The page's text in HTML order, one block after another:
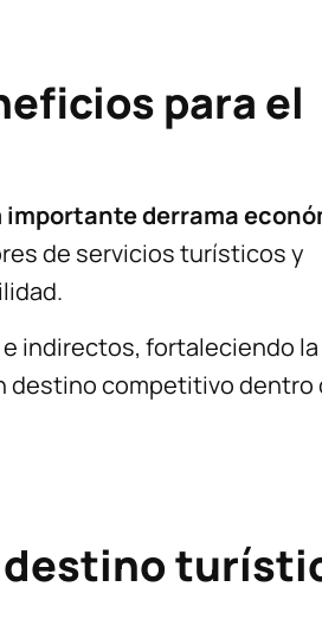
para el
importante derrama
de servicios turísticos y
indirectos, fortaleciendo la
destino competitivo dentro
destino